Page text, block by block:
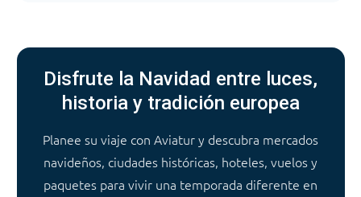
Disfrute la Navidad entre luces,
historia y tradición europea
Planee su viaje con Aviatur y descubra mercados
navideños, ciudades históricas, hoteles, vuelos y
paquetes para vivir una temporada diferente en